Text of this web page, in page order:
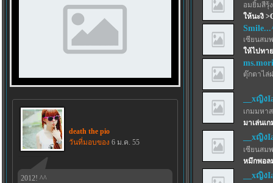
death the pio
วันที่มอบของ 6 ม.ค. 55
2012! ^^
อมยิ้มสีรุ้ง
ให้นะงิ
เซียนสม
ให้ไปทา
ตุ๊กตาไล่
__xญิง
เกมมหา
มาเล่นเ
__xญิง
เซียนสม
หมึกพอล
__xญิง